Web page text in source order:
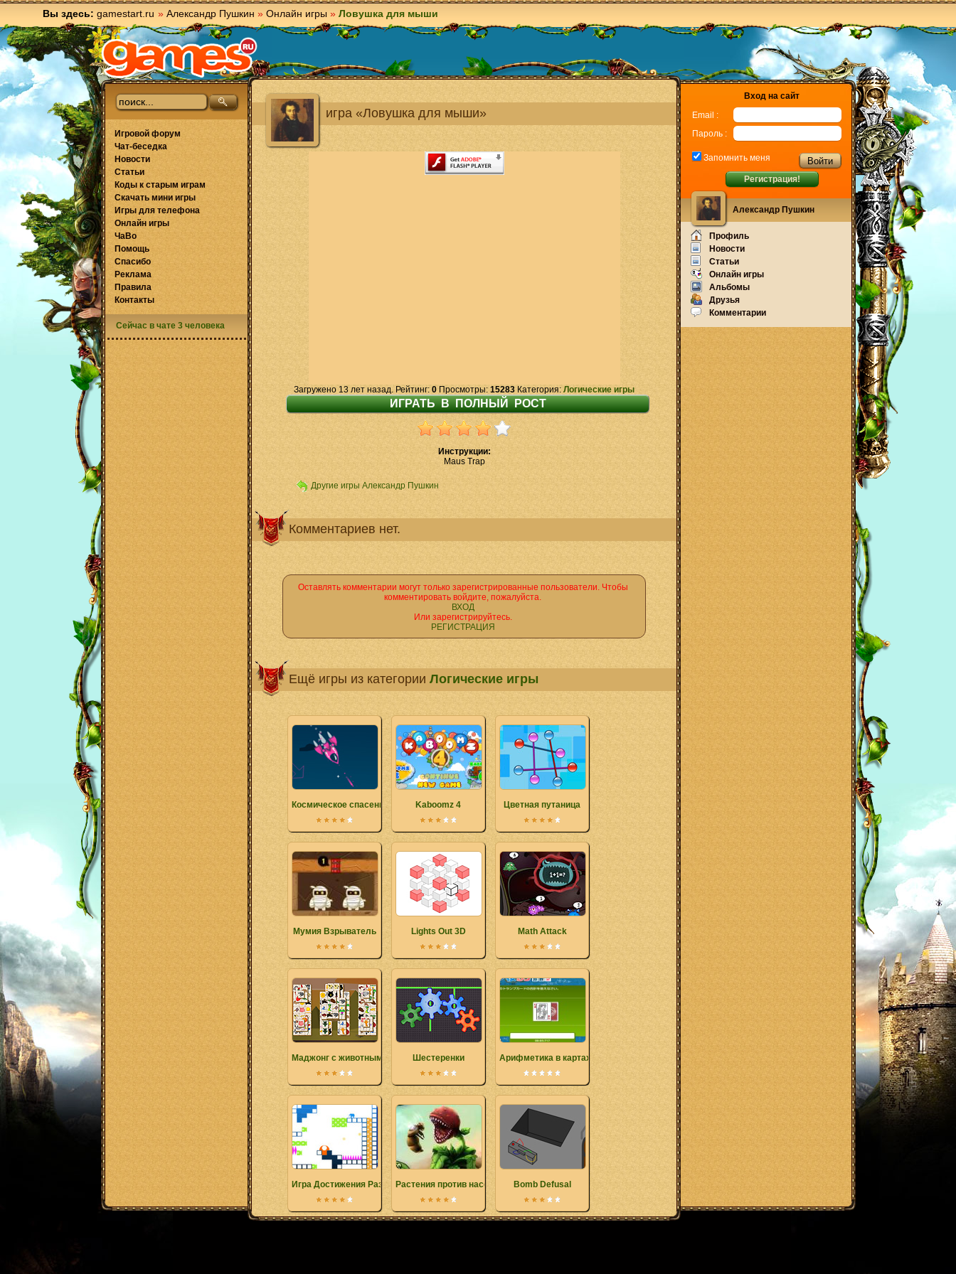
Вы здесь: gamestart.ru » Александр Пушкин » Онлайн игры » Ловушка для мыши
игра «Ловушка для мыши»
Загружено 13 лет назад. Рейтинг: 0 Просмотры: 15283 Категория: Логические игры
Инструкции:
Maus Trap
Другие игры Александр Пушкин
Комментариев нет.
Оставлять комментарии могут только зарегистрированные пользователи. Чтобы
комментировать войдите, пожалуйста.
ВХОД
Или зарегистрируйтесь.
РЕГИСТРАЦИЯ
Ещё игры из категории Логические игры
Космическое спасение Kaboomz 4 Цветная путаница
Мумия Взрыватель Lights Out 3D Math Attack
Маджонг с животными Шестеренки Арифметика в картах
Игра Достижения Разблокированы онлайн
Растения против насекомыхBomb Defusal
Игровой форум
Чат-беседка
Новости
Статьи
Коды к старым играм
Скачать мини игры
Игры для телефона
Онлайн игры
ЧаВо
Помощь
Спасибо
Реклама
Правила
Контакты
Сейчас в чате 3 человека
Вход на сайт
Email :
Пароль :
Запомнить меня
Регистрация!
Александр Пушкин
Профиль
Новости
Статьи
Онлайн игры
Альбомы
Друзья
Комментарии